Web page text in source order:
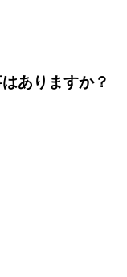
ありますか？